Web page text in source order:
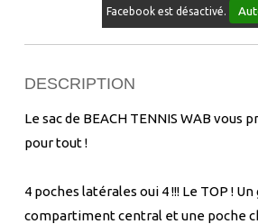
Facebook est désactivé.
DESCRIPTION
Le sac de BEACH TENNIS WAB vous
pour tout !
4 poches latérales oui 4 !!! Le TOP ! Un
compartiment central et une poche